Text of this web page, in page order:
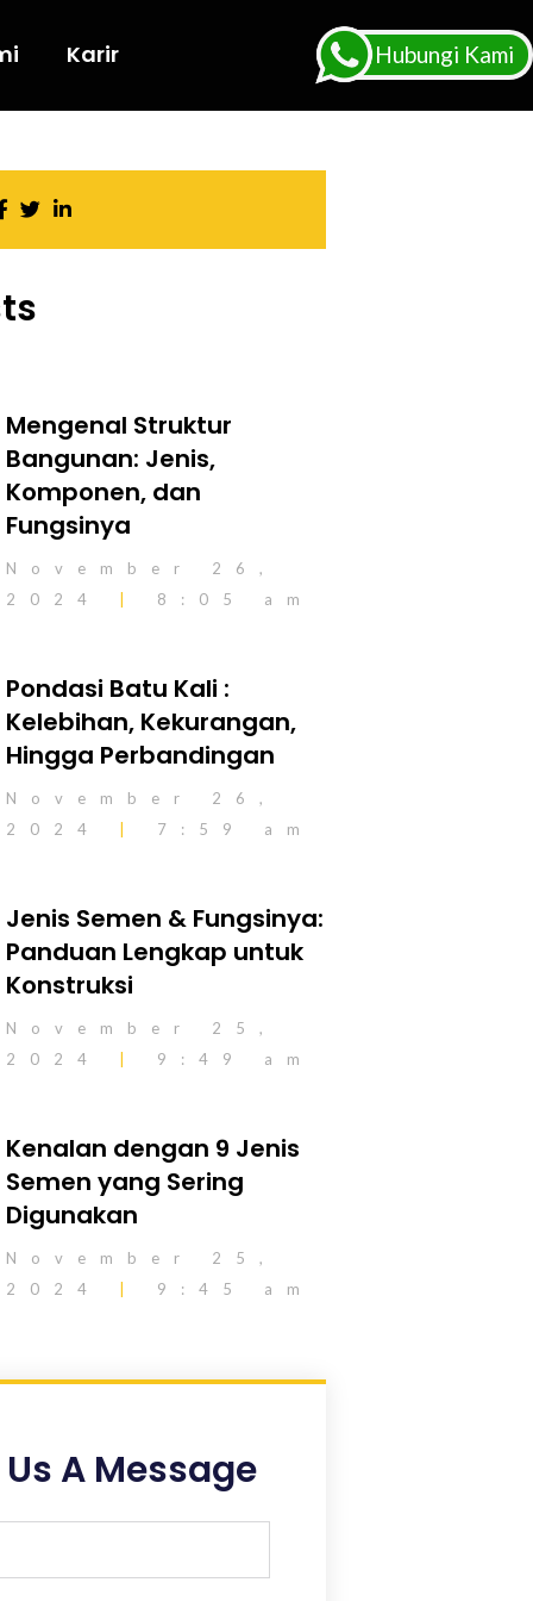
Karir Hubungi Kami
Mengenal Struktur
Bangunan: Jenis,
Komponen, dan
Fungsinya
November 26,
2024
8:05 am
Pondasi Batu Kali :
Kelebihan, Kekurangan,
Hingga Perbandingan
November 26,
2024
7:59 am
Jenis Semen & Fungsinya:
Panduan Lengkap untuk
Konstruksi
November 25,
2024
9:49 am
Kenalan dengan 9 Jenis
Semen yang Sering
Digunakan
November 25,
2024
9:45 am
A Message